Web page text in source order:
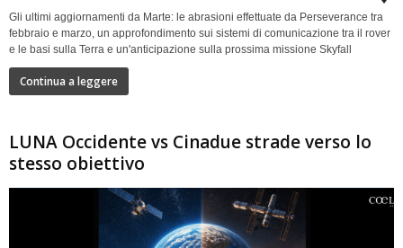
Gli ultimi aggiornamenti da Marte: le abrasioni effettuate da Perseverance tra
febbraio e marzo, un approfondimento sui sistemi di comunicazione tra il rover
e le basi sulla Terra e un'anticipazione sulla prossima missione Skyfall
Continua a leggere
LUNA Occidente vs Cinadue strade verso lo
stesso obiettivo